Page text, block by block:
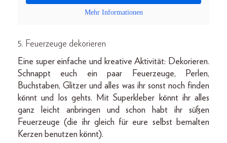
Mehr Informationen
5. Feuerzeuge dekorieren
Eine super einfache und kreative Aktivität: Dekorieren.
Schnappt euch ein paar Feuerzeuge, Perlen,
Buchstaben, Glitzer und alles was ihr sonst noch finden
könnt und los gehts. Mit Superkleber könnt ihr alles
ganz leicht anbringen und schon habt ihr süßen
Feuerzeuge (die ihr gleich für eure selbst bemalten
Kerzen benutzen könnt).